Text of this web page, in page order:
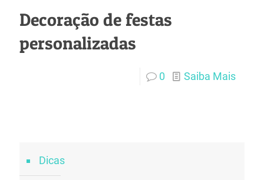
Decoração de festas
personalizadas
0 Saiba Mais
Dicas